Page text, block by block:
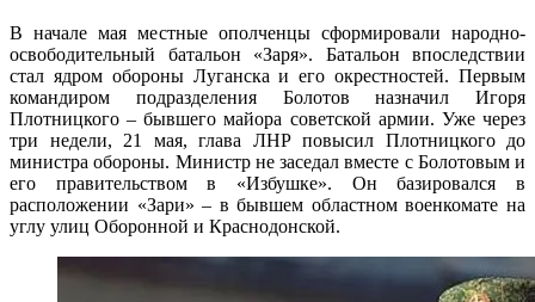
В начале мая местные ополченцы сформировали народно-
освободительный батальон «Заря». Батальон впоследствии
стал ядром обороны Луганска и его окрестностей. Первым
командиром подразделения Болотов назначил Игоря
Плотницкого – бывшего майора советской армии. Уже через
три недели, 21 мая, глава ЛНР повысил Плотницкого до
министра обороны. Министр не заседал вместе с Болотовым и
его правительством в «Избушке». Он базировался в
расположении «Зари» – в бывшем областном военкомате на
углу улиц Оборонной и Краснодонской.